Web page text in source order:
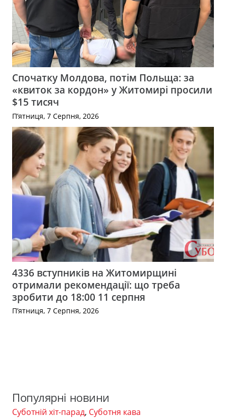
Спочатку Молдова, потім Польща: за
«квиток за кордон» у Житомирі просили
$15 тисяч
П’ятниця, 7 Серпня, 2026
4336 вступників на Житомирщині
отримали рекомендації: що треба
зробити до 18:00 11 серпня
П’ятниця, 7 Серпня, 2026
Популярні новини
Суботній хіт-парад, Суботня кава